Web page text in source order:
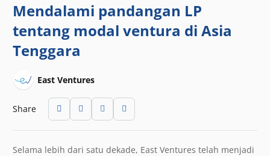
Mendalami pandangan LP
tentang modal ventura di Asia
Tenggara
East Ventures
Share
Selama lebih dari satu dekade, East Ventures telah menjadi